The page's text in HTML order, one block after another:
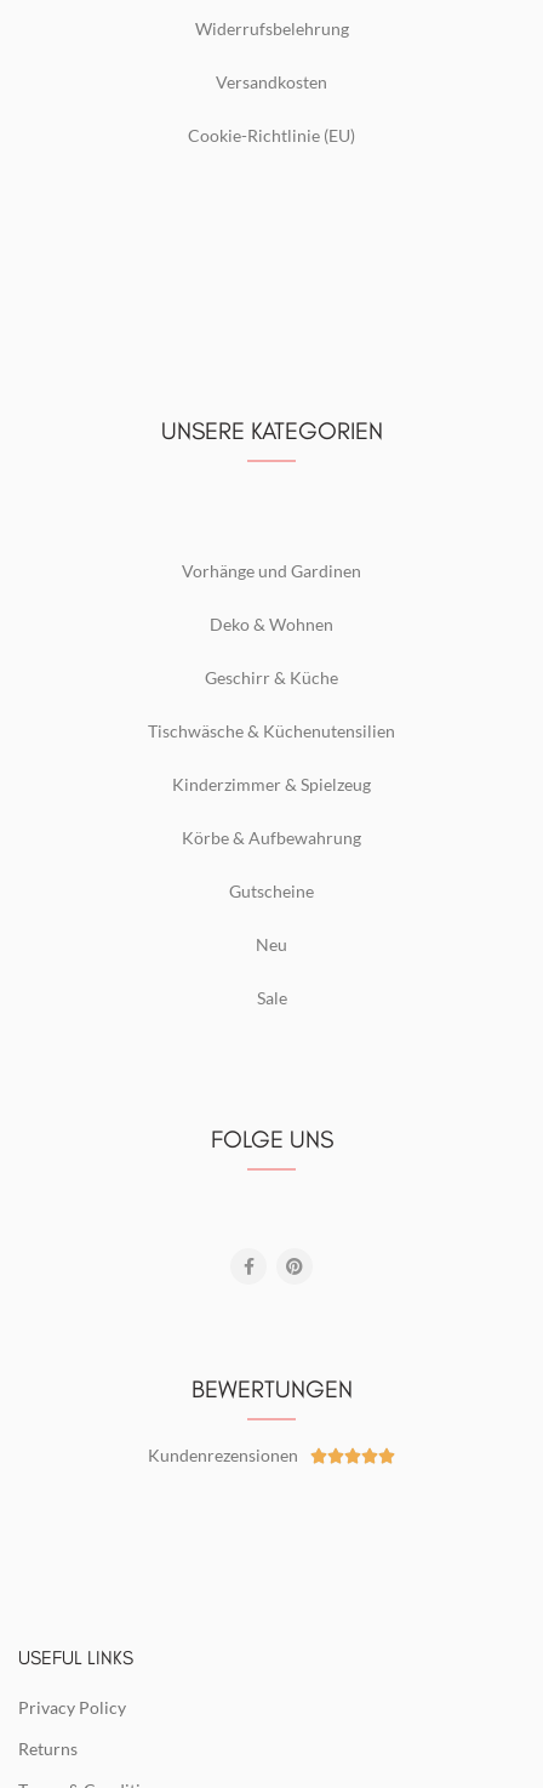
Widerrufsbelehrung
Versandkosten
Cookie-Richtlinie (EU)
UNSERE KATEGORIEN
Vorhänge und Gardinen
Deko & Wohnen
Geschirr & Küche
Tischwäsche & Küchenutensilien
Kinderzimmer & Spielzeug
Körbe & Aufbewahrung
Gutscheine
Neu
Sale
FOLGE UNS
BEWERTUNGEN
Kundenrezensionen 
USEFUL LINKS
Privacy Policy
Returns